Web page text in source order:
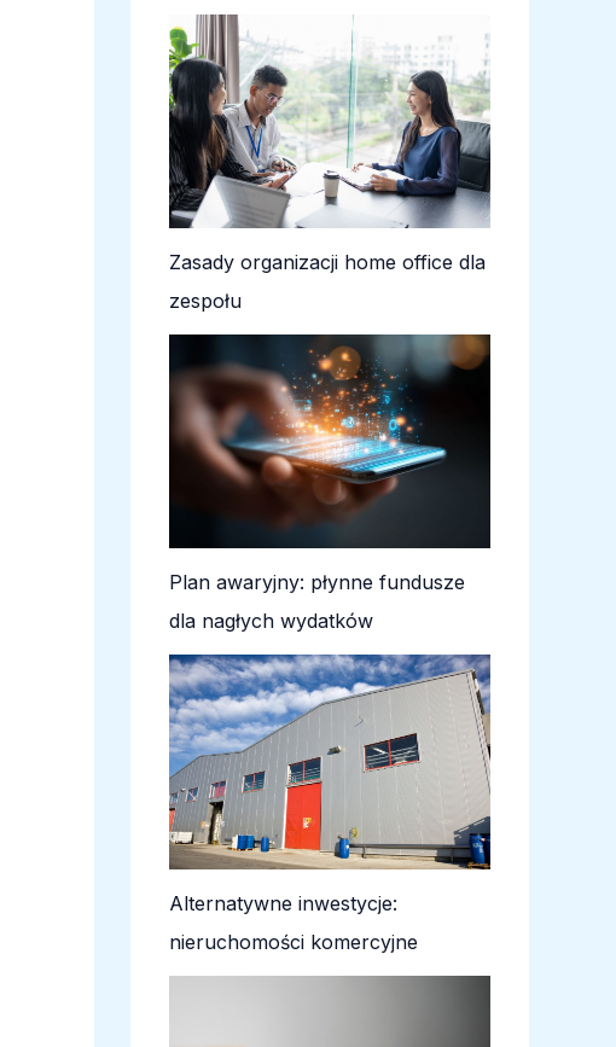
Zasady organizacji home office dla
zespołu
Plan awaryjny: płynne fundusze
dla nagłych wydatków
Alternatywne inwestycje:
nieruchomości komercyjne